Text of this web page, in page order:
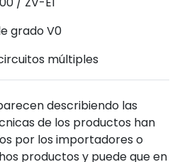
grado V0
múltiples
describiendo las
de los productos han
por los importadores o
productos y puede que en